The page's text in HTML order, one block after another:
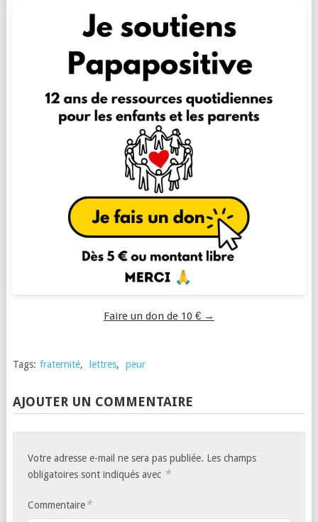
Faire un don de 10 € →
Tags: fraternité, lettres, peur
AJOUTER UN COMMENTAIRE
Votre adresse e-mail ne sera pas publiée. Les champs
obligatoires sont indiqués avec *
Commentaire*